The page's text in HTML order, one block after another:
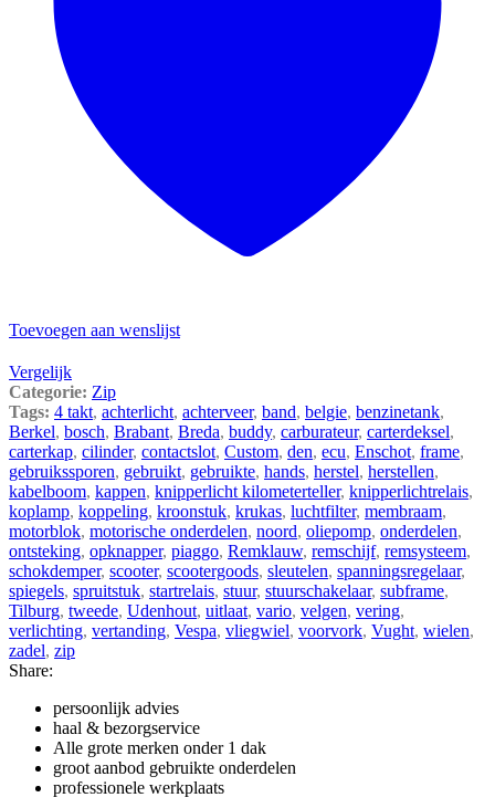
Toevoegen aan wenslijst
Vergelijk
Categorie: Zip
Tags: 4 takt, achterlicht, achterveer, band, belgie, benzinetank,
Berkel, bosch, Brabant, Breda, buddy, carburateur, carterdeksel,
carterkap, cilinder, contactslot, Custom, den, ecu, Enschot, frame,
gebruikssporen, gebruikt, gebruikte, hands, herstel, herstellen,
kabelboom, kappen, knipperlicht kilometerteller, knipperlichtrelais,
koplamp, koppeling, kroonstuk, krukas, luchtfilter, membraam,
motorblok, motorische onderdelen, noord, oliepomp, onderdelen,
ontsteking, opknapper, piaggo, Remklauw, remschijf, remsysteem,
schokdemper, scooter, scootergoods, sleutelen, spanningsregelaar,
spiegels, spruitstuk, startrelais, stuur, stuurschakelaar, subframe,
Tilburg, tweede, Udenhout, uitlaat, vario, velgen, vering,
verlichting, vertanding, Vespa, vliegwiel, voorvork, Vught, wielen,
zadel, zip
Share:
persoonlijk advies
haal & bezorgservice
Alle grote merken onder 1 dak
groot aanbod gebruikte onderdelen
professionele werkplaats